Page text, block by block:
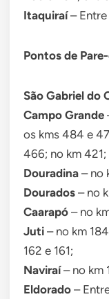
Itaquiraí– Entre
Pontos de
São Gabriel do
Campo Grande
os kms 484 e
466; no km 421;
Douradina – no
Dourados – no
Caarapó – no
Juti – no km
162 e 161;
Naviraí– no km
Eldorado –